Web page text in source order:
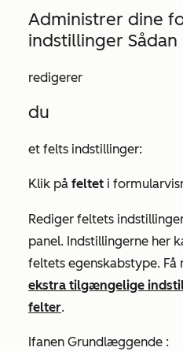
Administrer dine
indstillinger Sådan
redigerer
du
et felts indstillinger:
Klik på feltet i
Rediger feltets
panel. Indstillingerne her
feltets egenskabstype.
ekstra tilgængelige
felter.
Ifanen Grundlæggende :